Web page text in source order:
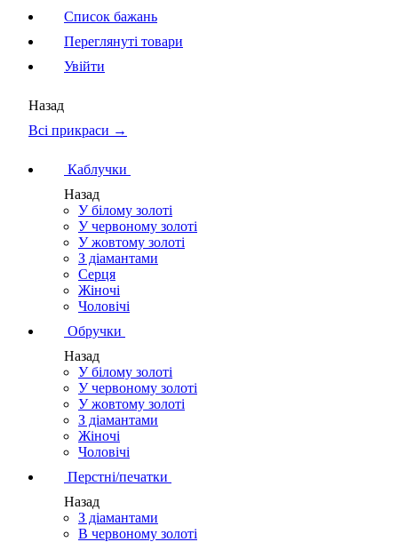
Список бажань
Переглянуті товари
Увійти
Назад
Всі прикраси →
Каблучки
Назад
У білому золоті
У червоному золоті
У жовтому золоті
З діамантами
Серця
Жіночі
Чоловічі
Обручки
Назад
У білому золоті
У червоному золоті
У жовтому золоті
З діамантами
Жіночі
Чоловічі
Перстні/печатки
Назад
З діамантами
В червоному золоті